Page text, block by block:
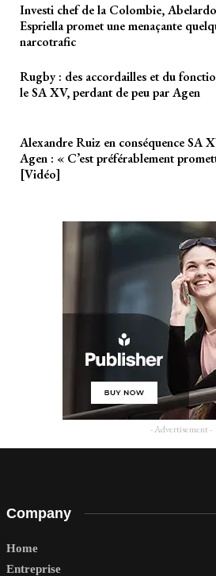
Investi chef de la Colombie,
Espriella promet une menaçante
narcotrafic
Rugby : des accordailles et du
le SA XV, perdant de peu par Agen
Alexandre Ruiz en conséquence SA
Agen : « C’est préférablement
[Vidéo]
- Advertisement -
Company
Home
Entreprise